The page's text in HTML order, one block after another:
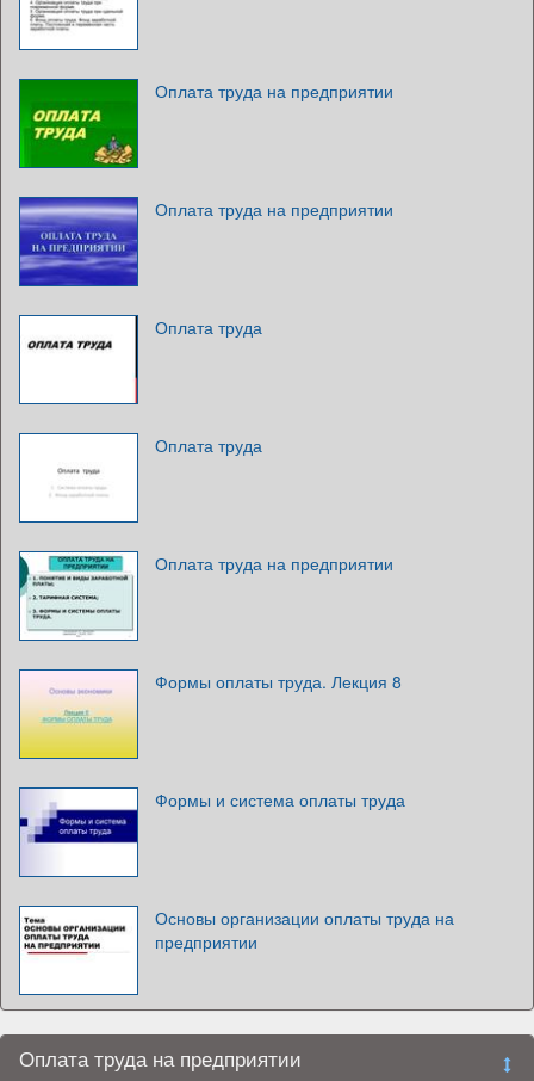
Оплата труда на предприятии
Оплата труда на предприятии
Оплата труда
Оплата труда
Оплата труда на предприятии
Формы оплаты труда. Лекция 8
Формы и система оплаты труда
Основы организации оплаты труда на
предприятии
Оплата труда на предприятии